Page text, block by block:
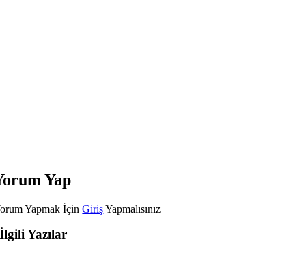
Yap
Yapmak İçinGirişYapmalısınız
İlgili Yazılar